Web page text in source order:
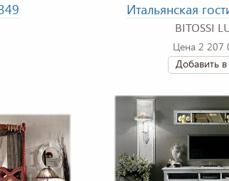
Итальянская
BITOSSI
Цена 2 207
Добавить